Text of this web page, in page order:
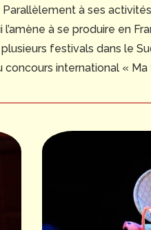
Parallèlement à ses
à se produire en
festivals dans le
concours international «